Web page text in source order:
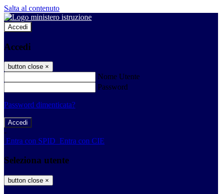
Salta al contenuto
Accedi
Accedi
button close ×
Nome Utente
Password
Password dimenticata?
-
Entra con SPID Entra con CIE
Seleziona utente
button close ×